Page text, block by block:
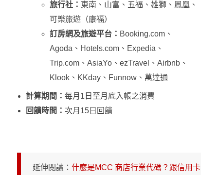
旅行社： 東南、山富、五福、雄獅、鳳凰、
可樂旅遊（康福）
訂房網及旅遊平台： Booking.com、
Agoda、Hotels.com、Expedia、
Trip.com、AsiaYo、ezTravel、Airbnb、
Klook、KKday、Funnow、萬達通
計算期間： 每月1日至月底入帳之消費
回饋時間： 次月15日回饋
延伸閱讀： 什麼是MCC 商店行業代碼？跟信用卡